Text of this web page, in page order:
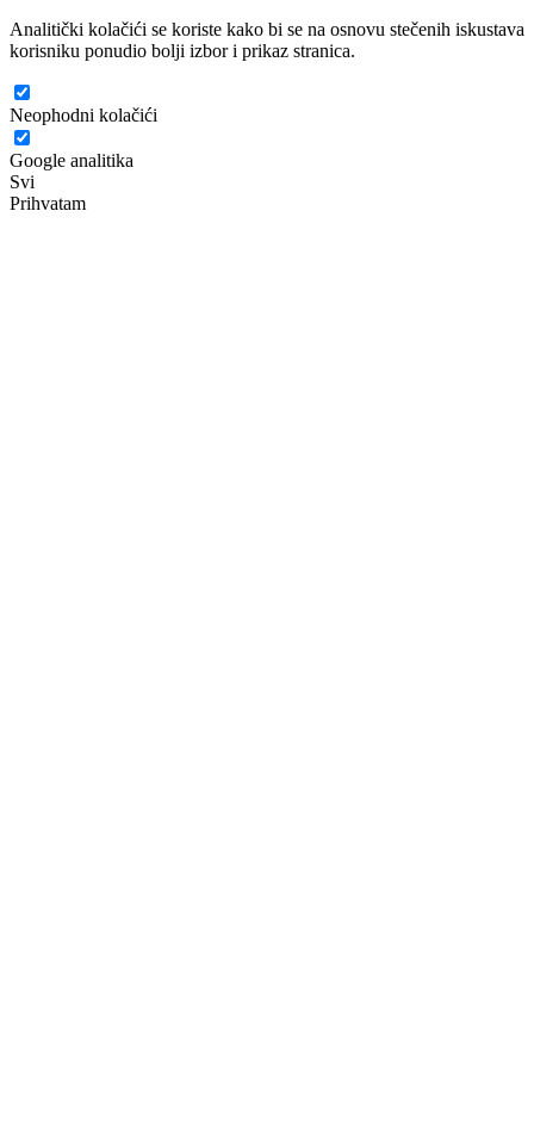
Analitički kolačići se koriste kako bi se na osnovu stečenih iskustava
korisniku ponudio bolji izbor i prikaz stranica.
Neophodni kolačići
Google analitika
Svi
Prihvatam